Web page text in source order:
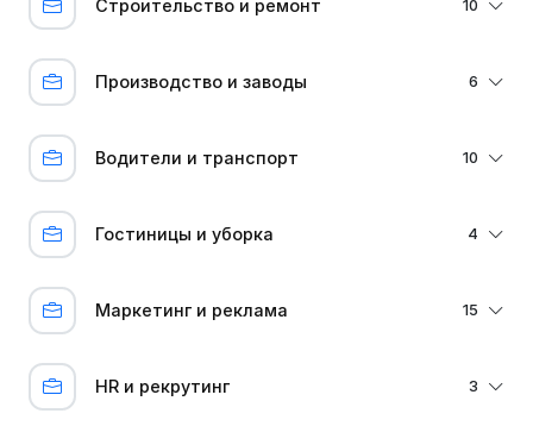
Строительство и ремонт 10
Производство и заводы 6
Водители и транспорт 10
Гостиницы и уборка 4
Маркетинг и реклама 15
HR и рекрутинг 3